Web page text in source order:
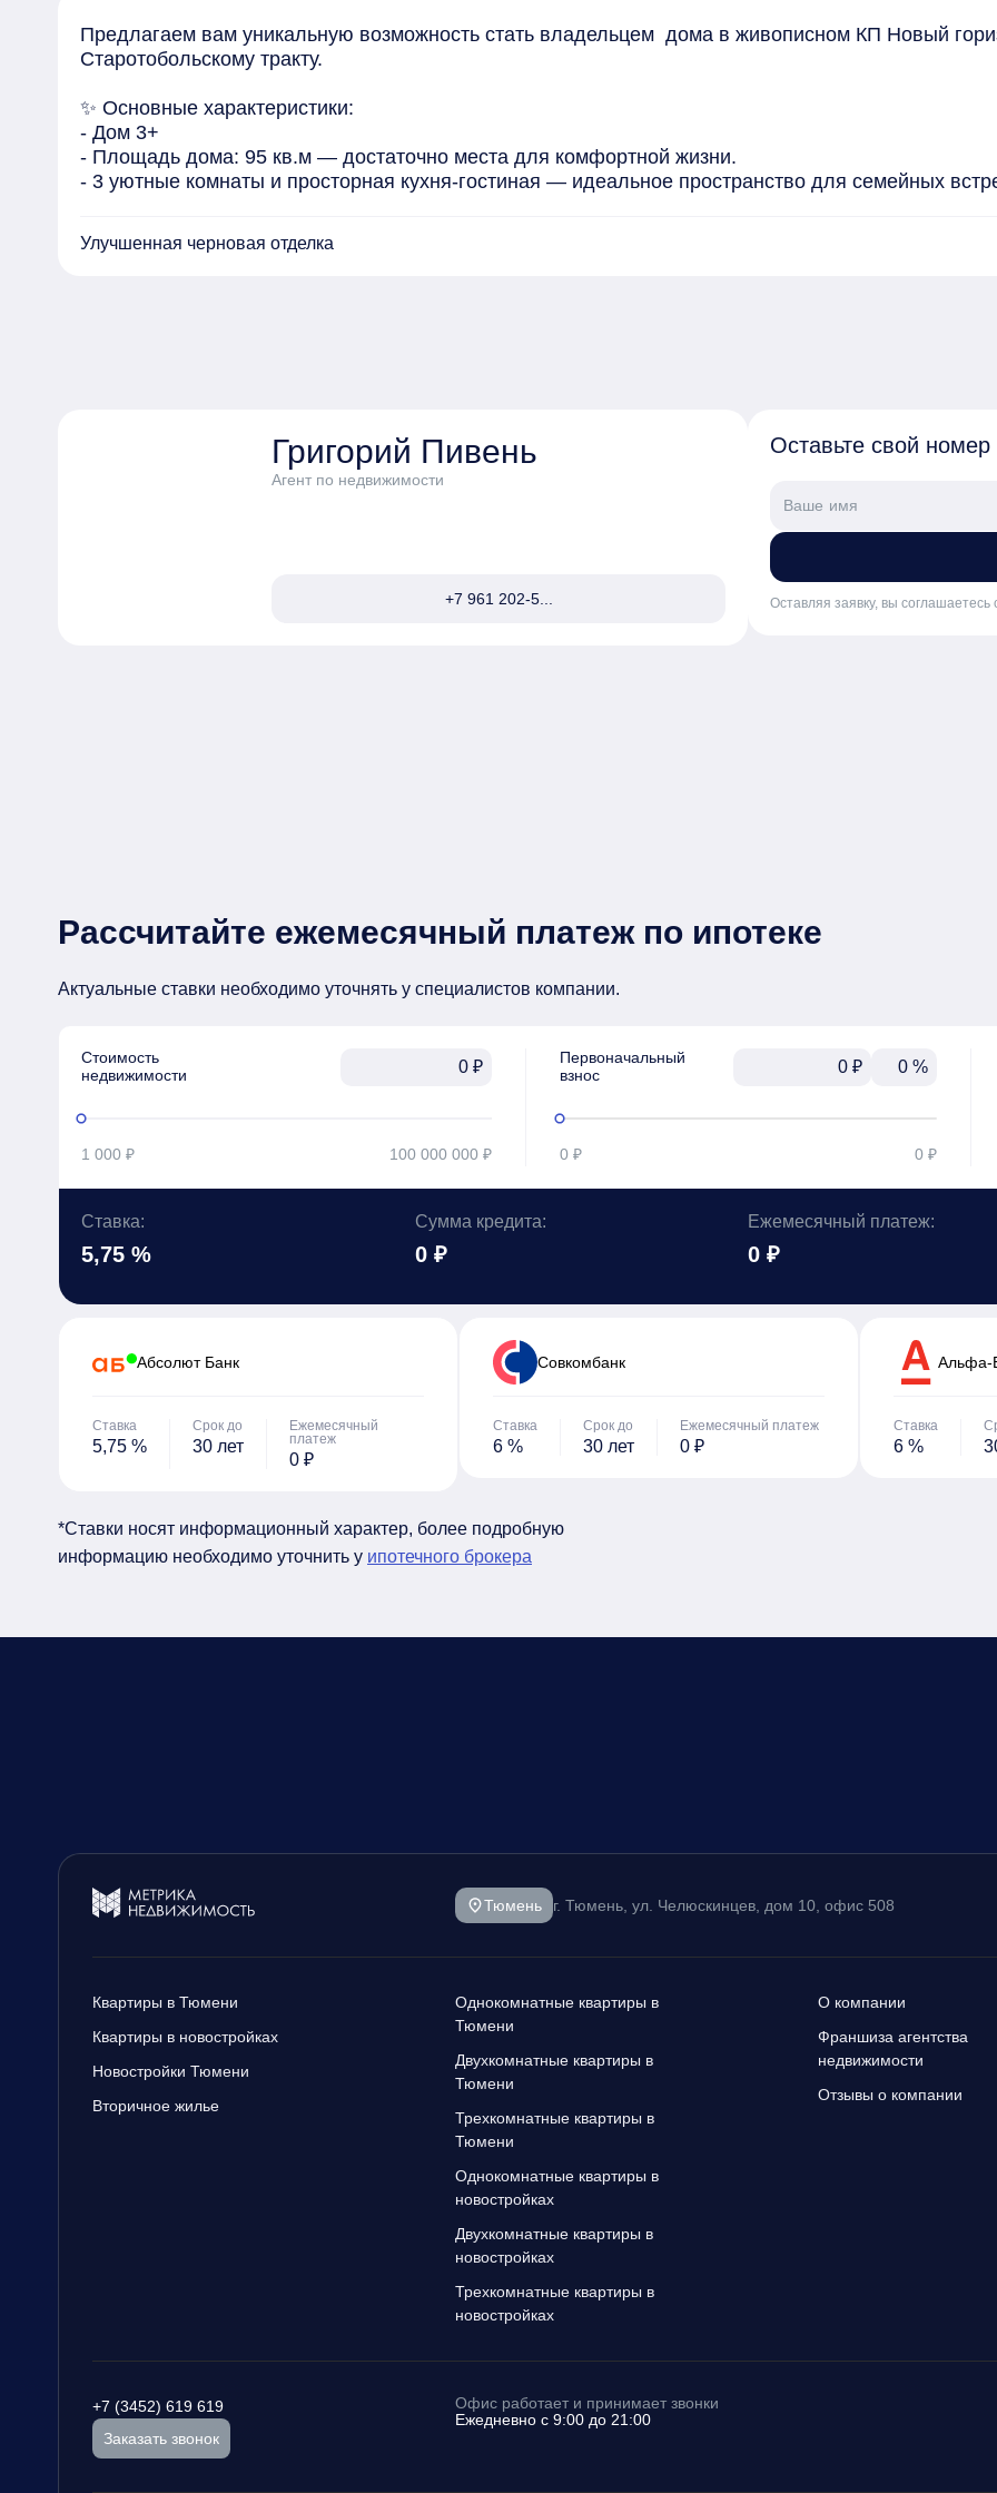
Предлагаем вам уникальную возможность стать владельцем  дома в живописном КП Новый
Старотобольскому тракту.
✨ Основные характеристики:
- Дом 3+
- Площадь дома: 95 кв.м — достаточно места для комфортной жизни.
- 3 уютные комнаты и просторная кухня-гостиная — идеальное пространство для семейных
- Газ на участке — все удобства для вашего комфорта.
Улучшенная черновая отделка
Григорий Пивень
Агент по недвижимости
+7 961 202-5...
Оставьте свой
Оставляя заявку, вы соглашаетесь
Рассчитайте ежемесячный платеж по ипотеке
Актуальные ставки необходимо уточнять у специалистов компании.
Стоимость
недвижимости
₽
1 000 ₽ 100 000 000 ₽
Первоначальный
взнос
₽ %
0 ₽ 0 ₽
Ставка:
5,75 %
Сумма кредита:
0 ₽
Ежемесячный платеж:
0 ₽
Абсолют Банк
Ставка
5,75 %
Срок до
30 лет
Ежемесячный
платеж
0 ₽
Cовкомбанк
Ставка
6 %
Срок до
30 лет
Ежемесячный платеж
0 ₽
Альфа-
Ставка
6 %
*Ставки носят информационный характер, более подробную
информацию необходимо уточнить у ипотечного брокера
Тюмень г. Тюмень, ул. Челюскинцев, дом 10, офис 508
Квартиры в Тюмени
Квартиры в новостройках
Новостройки Тюмени
Вторичное жилье
Однокомнатные квартиры в
Тюмени
Двухкомнатные квартиры в
Тюмени
Трехкомнатные квартиры в
Тюмени
Однокомнатные квартиры в
новостройках
Двухкомнатные квартиры в
новостройках
Трехкомнатные квартиры в
новостройках
О компании
Франшиза агентства
недвижимости
Отзывы о компании
+7 (3452) 619 619
Заказать звонок
Офис работает и принимает звонки
Ежедневно с 9:00 до 21:00